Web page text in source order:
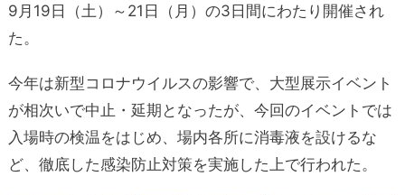
9月19日（土）～21日（月）の3日間にわたり開催され
た。
今年は新型コロナウイルスの影響で、大型展示イベント
が相次いで中止・延期となったが、今回のイベントでは
入場時の検温をはじめ、場内各所に消毒液を設けるな
ど、徹底した感染防止対策を実施した上で行われた。